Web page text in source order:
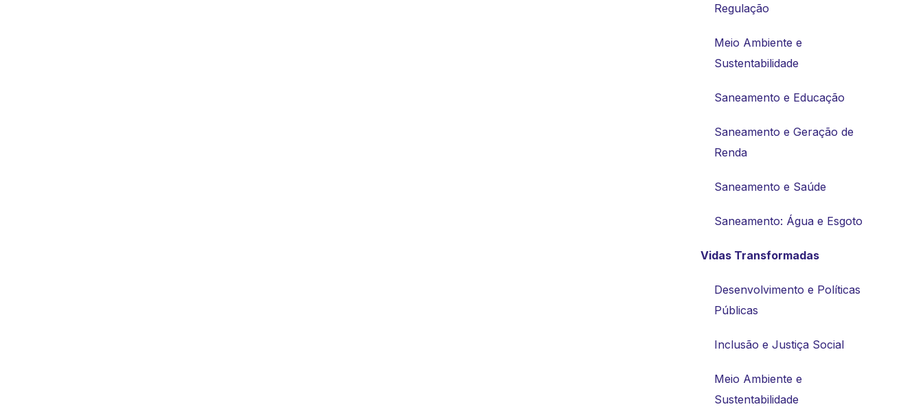
Regulação
Meio Ambiente e
Sustentabilidade
Saneamento e Educação
Saneamento e Geração de
Renda
Saneamento e Saúde
Saneamento: Água e Esgoto
Vidas Transformadas
Desenvolvimento e Políticas
Públicas
Inclusão e Justiça Social
Meio Ambiente e
Sustentabilidade